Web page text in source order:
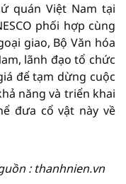
quán Việt Nam tại
phối hợp cùng
giao, Bộ Văn hóa
lãnh đạo tổ chức
để tạm dừng cuộc
năng và triển khai
đưa cổ vật này về
: thanhnien.vn